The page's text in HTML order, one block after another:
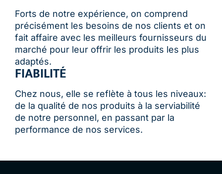
Forts de notre expérience, on comprend
précisément les besoins de nos clients et on
fait affaire avec les meilleurs fournisseurs du
marché pour leur offrir les produits les plus
adaptés.
FIABILITÉ
Chez nous, elle se reflète à tous les niveaux:
de la qualité de nos produits à la serviabilité
de notre personnel, en passant par la
performance de nos services.